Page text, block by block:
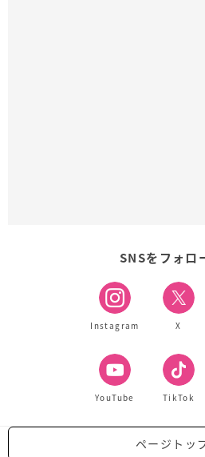
SNSをフォロ
Instagram X
YouTube TikTok
ページトッ